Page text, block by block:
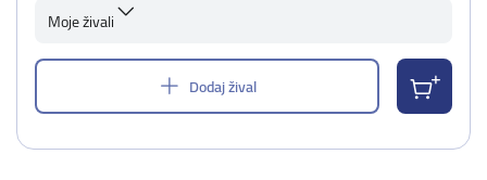
Moje živali
Dodaj žival